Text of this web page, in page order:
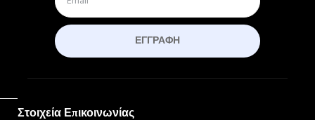
ΕΓΓΡΑΦΉ
Στοιχεία Επικοινωνίας